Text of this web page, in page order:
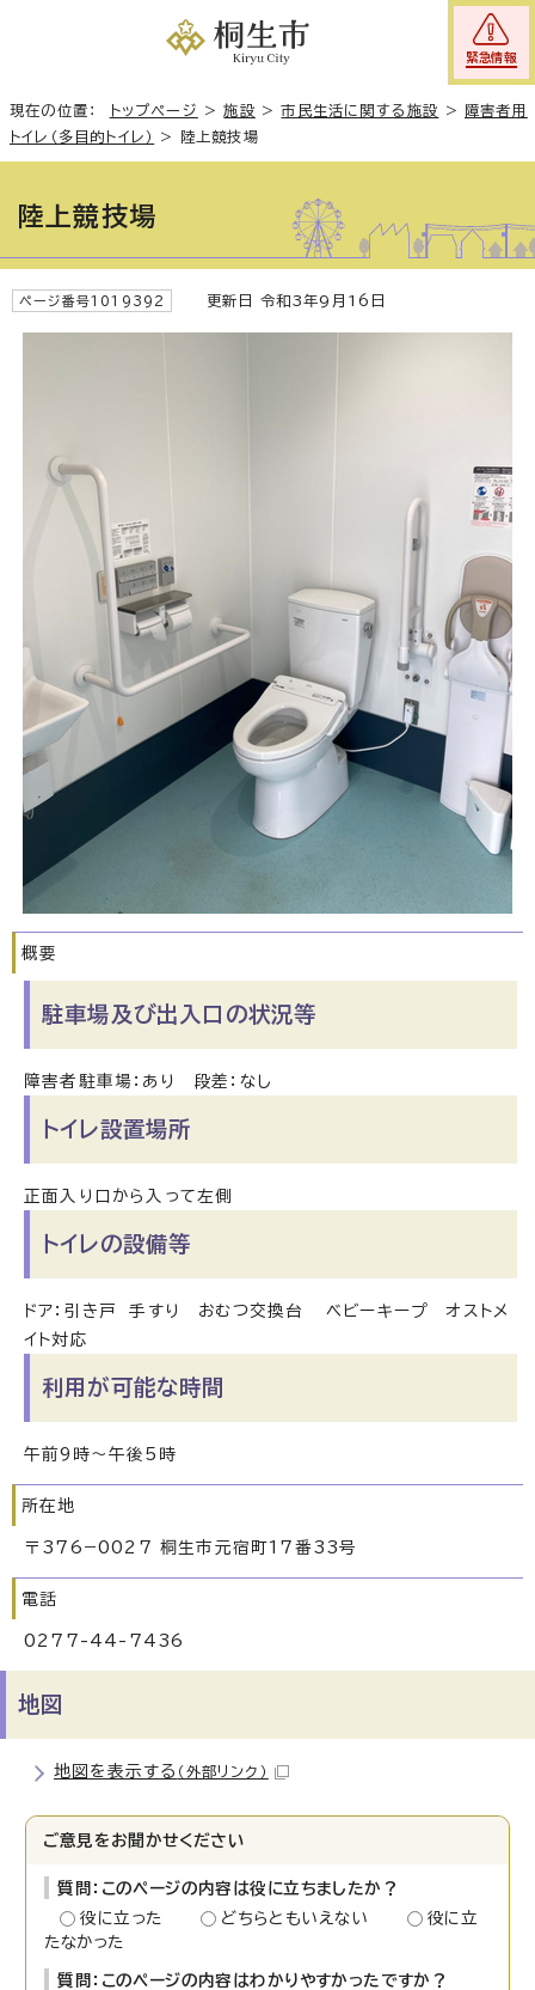
緊急情報
現在の位置： トップページ >施設 >市民生活に関する施設 >
障害者用
トイレ（多目的トイレ）
> 陸上競技場
陸上競技場
ページ番号1019392 更新日 令和3年9月16日
概要
駐車場及び出入口の状況等
障害者駐車場：あり 段差：なし
トイレ設置場所
正面入り口から入って左側
トイレの設備等
ドア：引き戸 手すり おむつ交換台 ベビーキープ オストメ
イト対応
利用が可能な時間
午前9時～午後5時
所在地
〒376−0027 桐生市元宿町17番33号
電話
0277-44-7436
地図
地図を表示する （外部リンク）
ご意見をお聞かせください
質問：このページの内容は役に立ちましたか？
役に立った
どちらともいえない
役に立
たなかった
質問：このページの内容はわかりやすかったですか？